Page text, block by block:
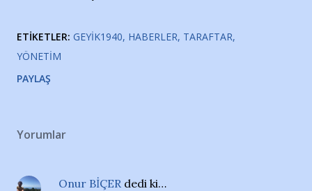
ETIKETLER: GEYIK1940 HABERLER TARAFTAR
YÖNETIM
PAYLAŞ
Yorumlar
Onur BİÇER dedi ki…